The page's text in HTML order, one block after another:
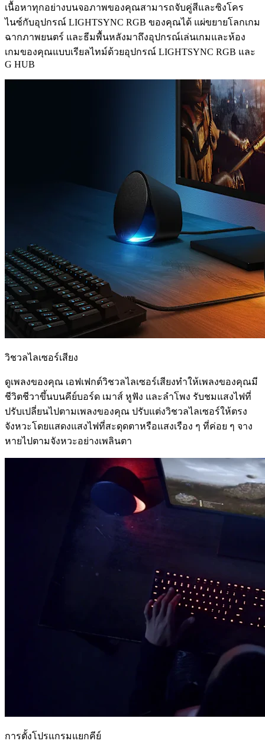
เนื้อหาทุกอย่างบนจอภาพของคุณสามารถจับคู่สีและซิงโคร
ไนซ์กับอุปกรณ์ LIGHTSYNC RGB ของคุณได้ แผ่ขยายโลกเกม
ฉากภาพยนตร์ และธีมพื้นหลังมาถึงอุปกรณ์เล่นเกมและห้อง
เกมของคุณแบบเรียลไทม์ด้วยอุปกรณ์ LIGHTSYNC RGB และ
G HUB
วิชวลไลเซอร์เสียง
ดูเพลงของคุณ เอฟเฟกต์วิชวลไลเซอร์เสียงทำให้เพลงของคุณมี
ชีวิตชีวาขึ้นบนคีย์บอร์ด เมาส์ หูฟัง และลำโพง รับชมแสงไฟที่
ปรับเปลี่ยนไปตามเพลงของคุณ ปรับแต่งวิชวลไลเซอร์ให้ตรง
จังหวะโดยแสดงแสงไฟที่สะดุดตาหรือแสงเรือง ๆ ที่ค่อย ๆ จาง
หายไปตามจังหวะอย่างเพลินตา
การตั้งโปรแกรมแยกคีย์